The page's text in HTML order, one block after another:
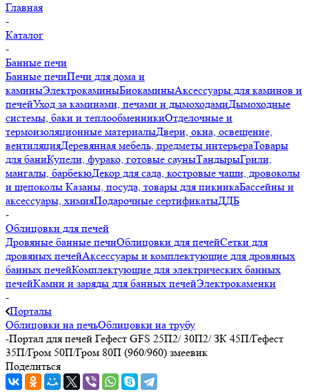
Главная
-
Каталог
-
Банные печи
Банные печиПечи для дома и
каминыЭлектрокаминыБиокаминыАксессуары для каминов и
печейУход за каминами, печами и дымоходамиДымоходные
системы, баки и теплообменникиОтделочные и
термоизоляционные материалыДвери, окна, освещение,
вентиляцияДеревянная мебель, предметы интерьераТовары
для баниКупели, фурако, готовые сауныТандырыГрили,
мангалы, барбекюДекор для сада, костровые чаши, дровоколы
и щепоколы Казаны, посуда, товары для пикникаБассейны и
аксессуары, химияПодарочные сертификатыДДБ
-
Облицовки для печей
Дровяные банные печиОблицовки для печейСетки для
дровяных печейАксессуары и комплектующие для дровяных
банных печейКомплектующие для электрических банных
печейКамни и заряды для банных печейЭлектрокаменки
-
Порталы
Облицовки на печьОблицовки на трубу
-Портал для печей Гефест GFS 25П2/ 30П2/ ЗК 45П/Гефест
35П/Гром 50П/Гром 80П (960/960) змеевик
Поделиться